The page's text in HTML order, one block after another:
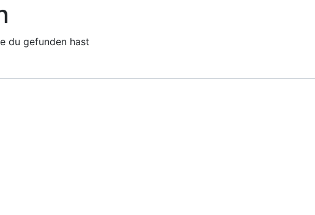
du gefunden hast